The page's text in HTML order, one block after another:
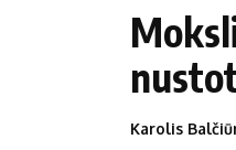
Savivaldybės
Naujausi
Karolis